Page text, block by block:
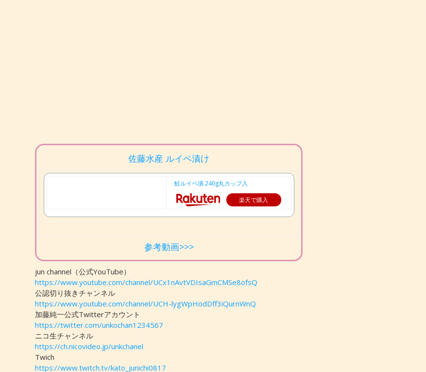
佐藤水産 ルイベ漬け
鮭ルイベ漬 240g丸カップ入
楽天で購入
参考動画>>>
jun channel（公式YouTube）
https://www.youtube.com/channel/UCx1nAvtVDIsaGmCMSe8ofsQ
公認切り抜きチャンネル
https://www.youtube.com/channel/UCH-lygWpHodDff3iQurnWnQ
加藤純一公式Twitterアカウント
https://twitter.com/unkochan1234567
ニコ生チャンネル
https://ch.nicovideo.jp/unkchanel
Twich
https://www.twitch.tv/kato_junichi0817